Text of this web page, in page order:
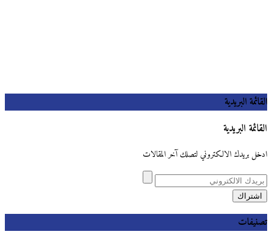
القائمة البريدية
القائمة البريدية
ادخل بريدك الالكتروني لتصلك آخر المقالات
تصنيفات